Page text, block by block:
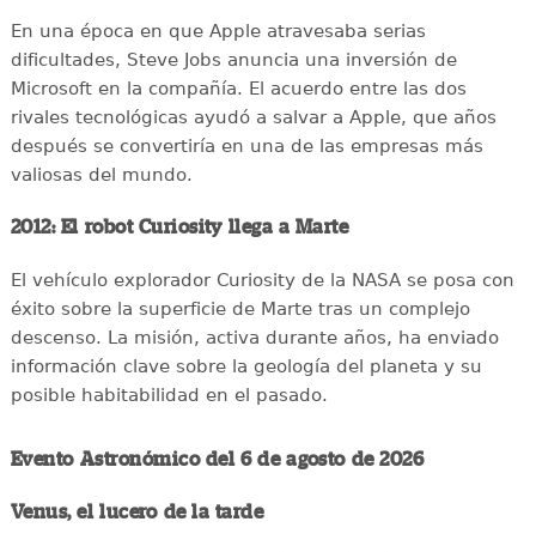
En una época en que Apple atravesaba serias
dificultades, Steve Jobs anuncia una inversión de
Microsoft en la compañía. El acuerdo entre las dos
rivales tecnológicas ayudó a salvar a Apple, que años
después se convertiría en una de las empresas más
valiosas del mundo.
2012: El robot Curiosity llega a Marte
El vehículo explorador Curiosity de la NASA se posa con
éxito sobre la superficie de Marte tras un complejo
descenso. La misión, activa durante años, ha enviado
información clave sobre la geología del planeta y su
posible habitabilidad en el pasado.
Evento Astronómico del 6 de agosto de 2026
Venus, el lucero de la tarde